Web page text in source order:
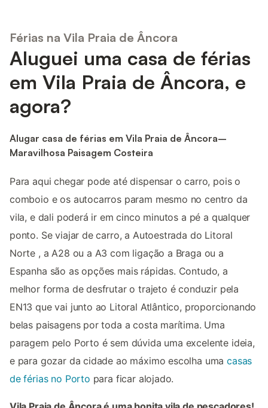
Férias na Vila Praia de Âncora
Aluguei uma casa de férias
em Vila Praia de Âncora, e
agora?
Alugar casa de férias em Vila Praia de Âncora–
Maravilhosa Paisagem Costeira
Para aqui chegar pode até dispensar o carro, pois o
comboio e os autocarros param mesmo no centro da
vila, e dali poderá ir em cinco minutos a pé a qualquer
ponto. Se viajar de carro, a Autoestrada do Litoral
Norte , a A28 ou a A3 com ligação a Braga ou a
Espanha são as opções mais rápidas. Contudo, a
melhor forma de desfrutar o trajeto é conduzir pela
EN13 que vai junto ao Litoral Atlântico, proporcionando
belas paisagens por toda a costa marítima. Uma
paragem pelo Porto é sem dúvida uma excelente ideia,
e para gozar da cidade ao máximo escolha umacasas
de férias no Porto para ficar alojado.